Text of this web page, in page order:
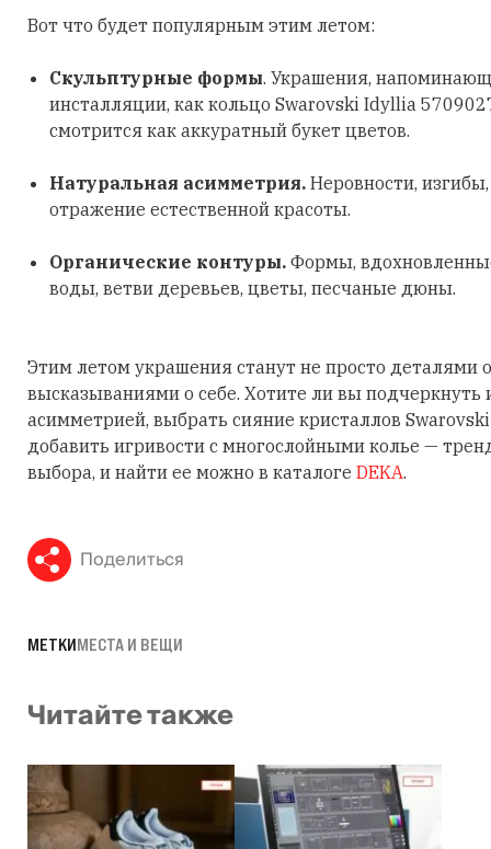
Вот что будет популярным этим летом:
Скульптурные формы. Украшения,
инсталляции, как кольцо Swarovski Idyllia
смотрится как аккуратный букет цветов.
Натуральная асимметрия. Неровности,
отражение естественной красоты.
Органические контуры. Формы,
воды, ветви деревьев, цветы, песчаные дюны.
Этим летом украшения станут не просто деталями
высказываниями о себе. Хотите ли вы подчеркнуть
асимметрией, выбрать сияние кристаллов
добавить игривости с многослойными колье —
выбора, и найти ее можно в каталоге DEKA.
Поделиться
МЕТКИМЕСТА И ВЕЩИ
Читайте также